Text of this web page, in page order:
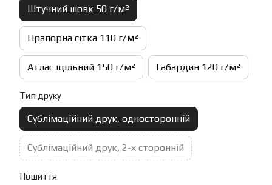
Штучний шовк 50 г/м²
Прапорна сітка 110 г/м²
Атлас щільний 150 г/м² Габардин 120 г/м²
Тип друку
Сублімаційний друк, односторонній
Сублімаційний друк, 2-х сторонній
Пошиття